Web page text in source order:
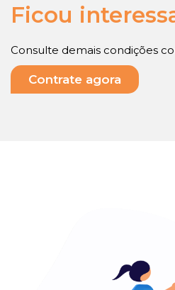
Ficou
Consulte demais condições
Contrate agora